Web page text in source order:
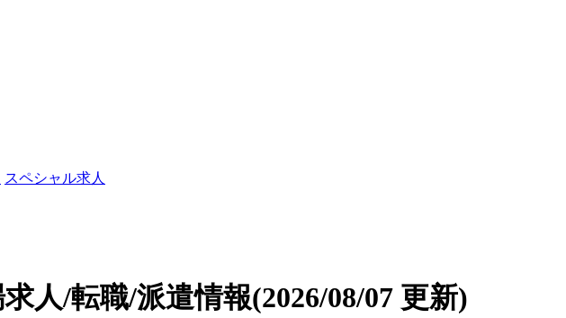
スペシャル求人
人/転職/派遣情報(2026/08/07 更新)